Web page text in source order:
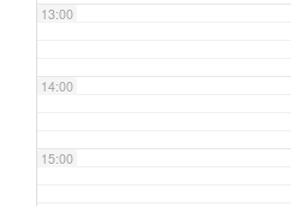
13:00
14:00
15:00